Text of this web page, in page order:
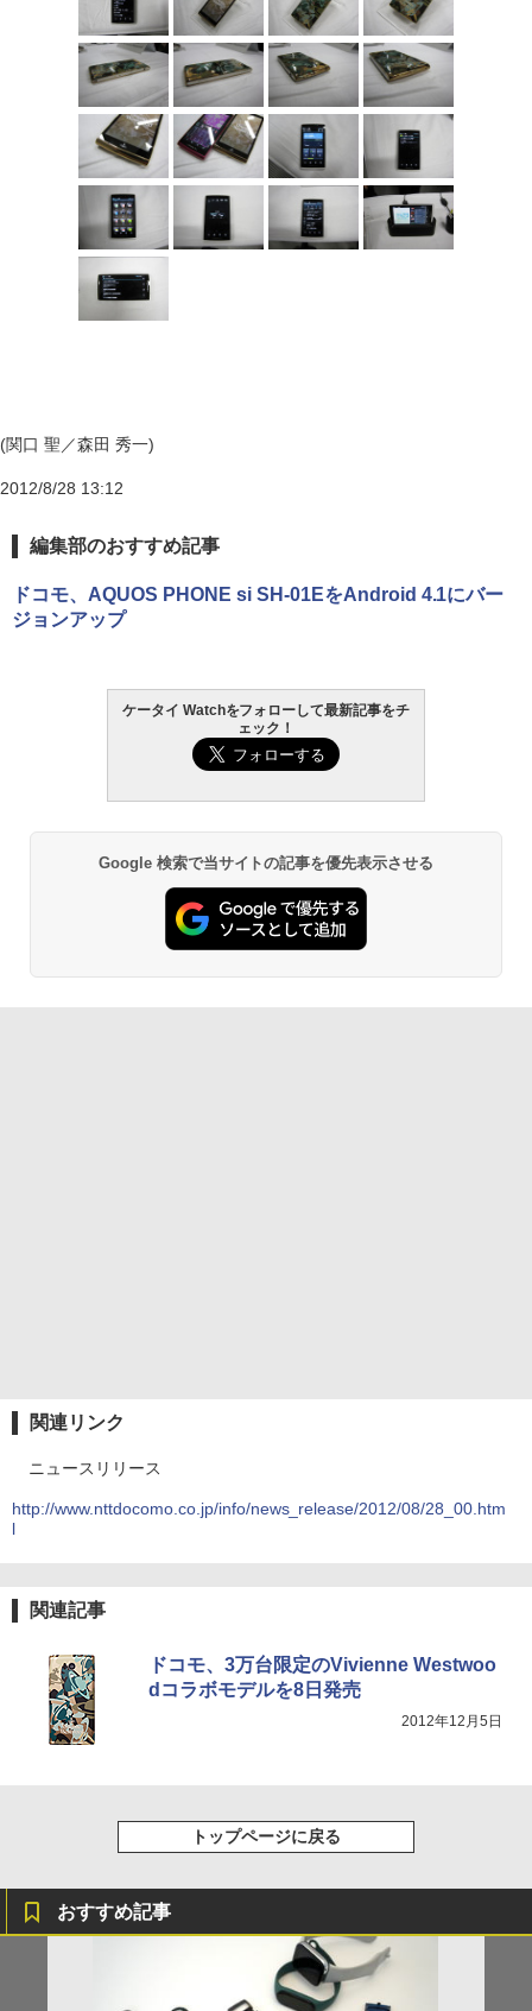
(関口 聖／森田 秀一)
2012/8/28 13:12
編集部のおすすめ記事
ドコモ、AQUOS PHONE si SH-01EをAndroid 4.1にバー
ジョンアップ
ケータイ Watchをフォローして最新記事をチ
ェック！
Google 検索で当サイトの記事を優先表示させる
関連リンク
ニュースリリース
http://www.nttdocomo.co.jp/info/news_release/2012/08/28_00.htm
l
関連記事
ドコモ、3万台限定のVivienne Westwoo
dコラボモデルを8日発売
2012年12月5日
トップページに戻る
おすすめ記事